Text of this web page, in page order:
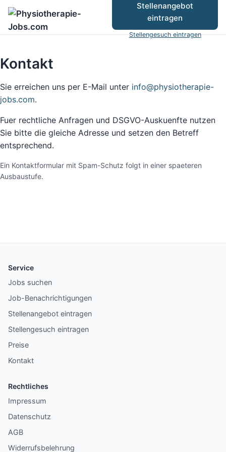
Stellenangebot
eintragen
Stellengesuch eintragen
Kontakt
Sie erreichen uns per E-Mail unter info@physiotherapie-
jobs.com.
Fuer rechtliche Anfragen und DSGVO-Auskuenfte nutzen
Sie bitte die gleiche Adresse und setzen den Betreff
entsprechend.
Ein Kontaktformular mit Spam-Schutz folgt in einer spaeteren
Ausbaustufe.
Service
Jobs suchen
Job-Benachrichtigungen
Stellenangebot eintragen
Stellengesuch eintragen
Preise
Kontakt
Rechtliches
Impressum
Datenschutz
AGB
Widerrufsbelehrung